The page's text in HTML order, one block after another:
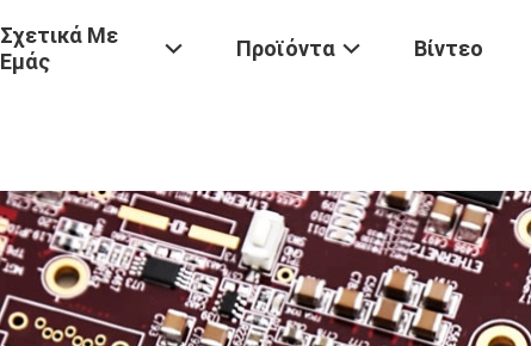
Σχετικά Με
Εμάς
Προϊόντα Βίντεο